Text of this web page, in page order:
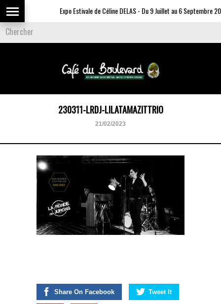
Expo Estivale de Céline DELAS - Du 9 Juillet au 6 Septembre
230311-LRDJ-LILATAMAZITTRIO
21/02/2023
Share On Facebook Tweet It